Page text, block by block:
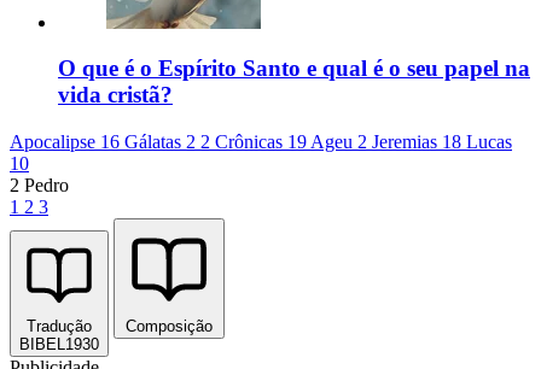
O que é o Espírito Santo e qual é o seu papel na
vida cristã?
Apocalipse 16 Gálatas 2 2 Crônicas 19 Ageu 2 Jeremias 18 Lucas
10
2 Pedro
1 2 3
Tradução
BIBEL1930
Composição